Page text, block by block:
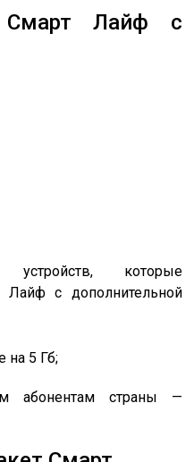
Смарт Лайф с
которые
с дополнительной
на 5 Гб;
абонентам страны —